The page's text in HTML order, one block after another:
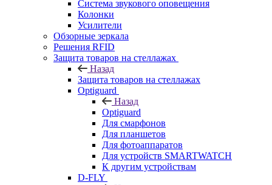
Система звукового оповещения
Колонки
Усилители
Обзорные зеркала
Решения RFID
Защита товаров на стеллажах
Назад
Защита товаров на стеллажах
Optiguard
Назад
Optiguard
Для смарфонов
Для планшетов
Для фотоаппаратов
Для устройств SMARTWATCH
К другим устройствам
D-FLY